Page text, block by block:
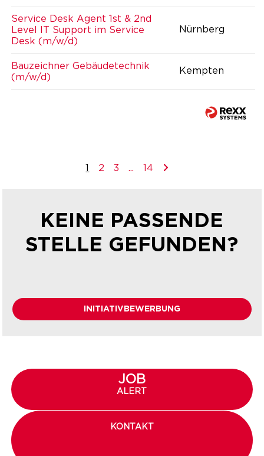
Service Desk Agent 1st & 2nd
Level IT Support im Service
Desk (m/w/d)
Nürnberg
Bauzeichner Gebäudetechnik
(m/w/d)
Kempten
1 2 3 ... 14
KEINE PASSENDE
STELLE GEFUNDEN?
INITIATIVBEWERBUNG
JOB
ALERT
KONTAKT